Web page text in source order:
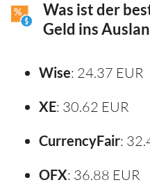
Was ist der
Geld ins
Wise: 24.37 EUR
XE: 30.62 EUR
CurrencyFair:
OFX: 36.88 EUR